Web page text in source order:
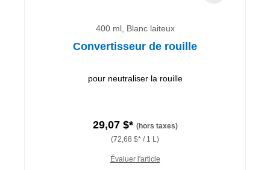
400 ml, Blanc laiteux
Convertisseur de rouille
pour neutraliser la rouille
29,07 $* (hors taxes)
(72,68 $* / 1 L)
Évaluer l'article